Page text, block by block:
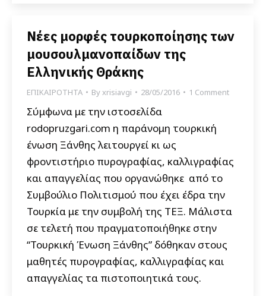
Νέες μορφές τουρκοποίησης των
μουσουλμανοπαίδων της
Ελληνικής Θράκης
ΕΠΙΚΑΙΡΟΤΗΤΑ Byxrisiavgi 28/05/2016 1 Comment
Σύμφωνα με την ιστοσελίδα
rodopruzgari.com η παράνομη τουρκική
ένωση Ξάνθης λειτουργεί κι ως
φροντιστήριο πυρογραφίας, καλλιγραφίας
και απαγγελίας που οργανώθηκε από το
Συμβούλιο Πολιτισμού που έχει έδρα την
Τουρκία με την συμβολή της ΤΕΞ. Μάλιστα
σε τελετή που πραγματοποιήθηκε στην
“Τουρκική Ένωση Ξάνθης” δόθηκαν στους
μαθητές πυρογραφίας, καλλιγραφίας και
απαγγελίας τα πιστοποιητικά τους.